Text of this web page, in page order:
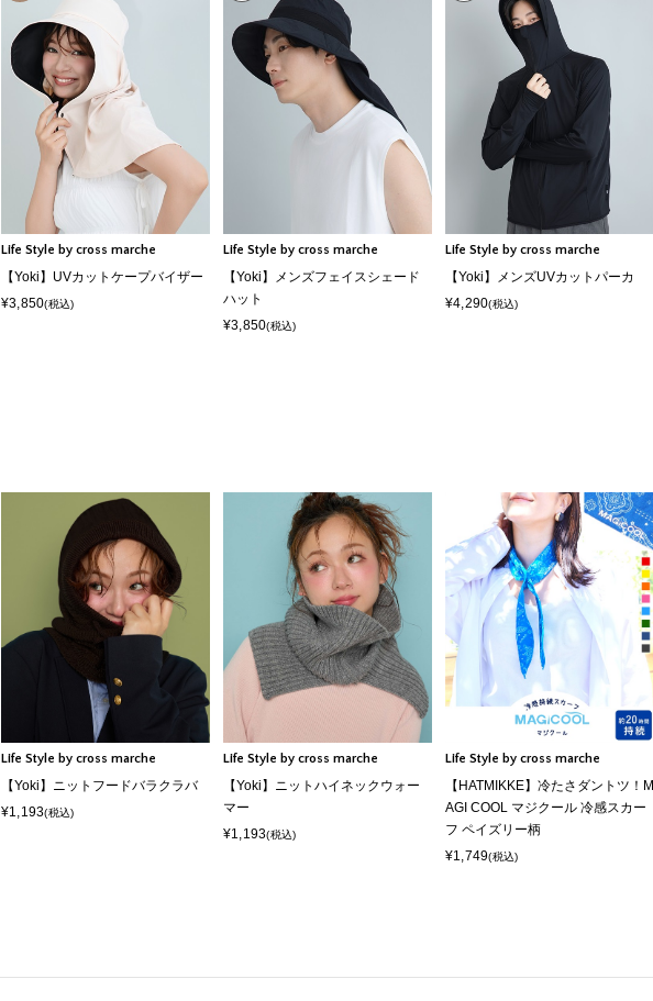
Life Style by cross marche
【Yoki】UVカットケープバイザー
¥3,850(税込)
Life Style by cross marche
【Yoki】メンズフェイスシェード
ハット
¥3,850(税込)
Life Style by cross marche
【Yoki】メンズUVカットパーカ
¥4,290(税込)
Life Style by cross marche
【Yoki】ニットフードバラクラバ
¥1,193(税込)
Life Style by cross marche
【Yoki】ニットハイネックウォー
マー
¥1,193(税込)
Life Style by cross marche
【HATMIKKE】冷たさダントツ！M
AGI COOL マジクール 冷感スカー
フ ペイズリー柄
¥1,749(税込)